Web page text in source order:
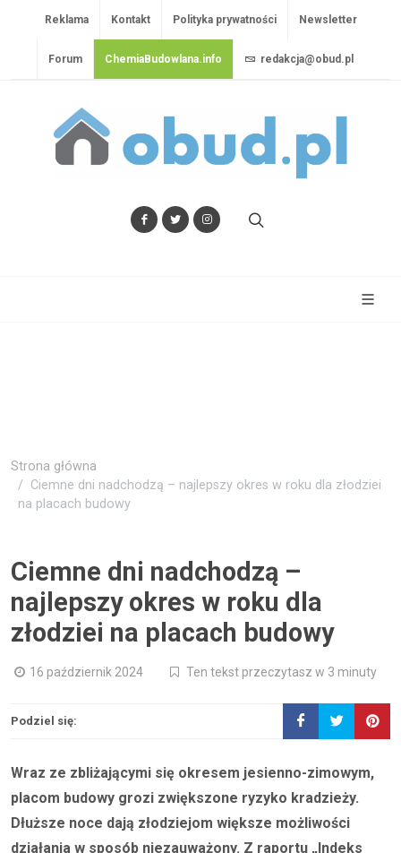
Reklama Kontakt Polityka prywatności Newsletter
Forum ChemiaBudowlana.info redakcja@obud.pl
Strona główna
Ciemne dni nadchodzą – najlepszy okres w roku dla złodziei
na placach budowy
Ciemne dni nadchodzą –
najlepszy okres w roku dla
złodziei na placach budowy
16 październik 2024 Ten tekst przeczytasz w 3 minuty
Podziel się:
Wraz ze zbliżającymi się okresem jesienno-zimowym,
placom budowy grozi zwiększone ryzyko kradzieży.
Dłuższe noce dają złodziejom większe możliwości
działania w sposób niezauważony. Z raportu „Indeks